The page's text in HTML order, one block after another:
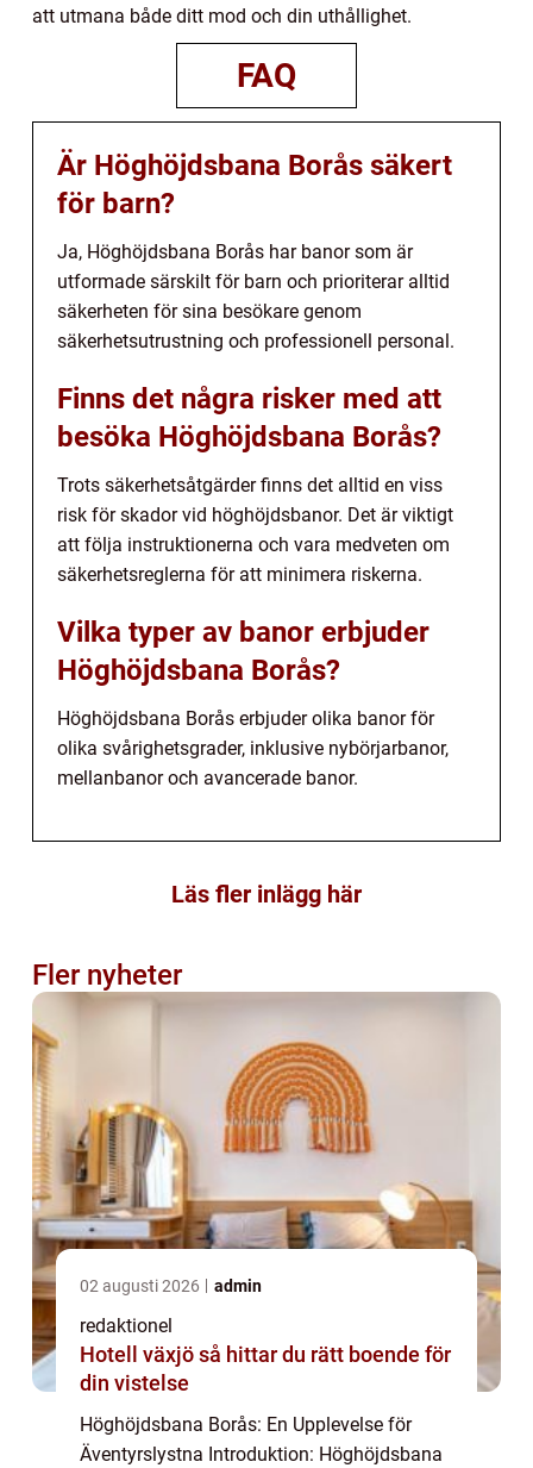
att utmana både ditt mod och din uthållighet.
FAQ
Är Höghöjdsbana Borås säkert
för barn?
Ja, Höghöjdsbana Borås har banor som är
utformade särskilt för barn och prioriterar alltid
säkerheten för sina besökare genom
säkerhetsutrustning och professionell personal.
Finns det några risker med att
besöka Höghöjdsbana Borås?
Trots säkerhetsåtgärder finns det alltid en viss
risk för skador vid höghöjdsbanor. Det är viktigt
att följa instruktionerna och vara medveten om
säkerhetsreglerna för att minimera riskerna.
Vilka typer av banor erbjuder
Höghöjdsbana Borås?
Höghöjdsbana Borås erbjuder olika banor för
olika svårighetsgrader, inklusive nybörjarbanor,
mellanbanor och avancerade banor.
Läs fler inlägg här
Fler nyheter
02 augusti 2026 admin
redaktionel
Hotell växjö så hittar du rätt boende för
din vistelse
Höghöjdsbana Borås: En Upplevelse för
Äventyrslystna Introduktion: Höghöjdsbana